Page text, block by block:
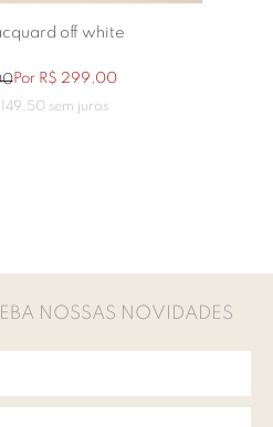
off white
Por R$ 299,00
149 50sem juros
NOSSAS NOVIDADES